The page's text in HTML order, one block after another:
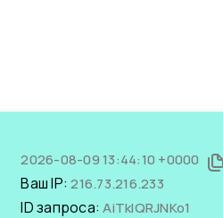
2026-08-09 13:44:10 +0000
Ваш IP:216.73.216.233
ID запроса:AiTklQRJNKo1